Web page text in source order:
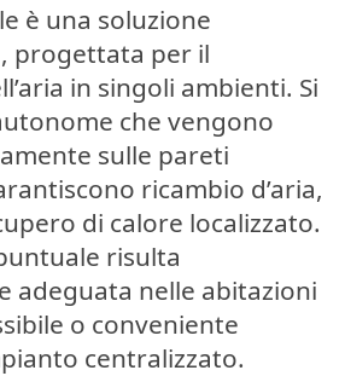
è una soluzione
, progettata per il
in singoli ambienti. Si
che vengono
sulle pareti
ricambio d’aria,
di calore localizzato.
risulta
adeguata nelle abitazioni
o conveniente
centralizzato.